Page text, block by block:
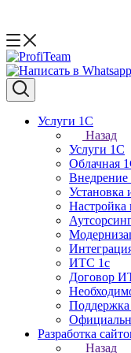
Услуги 1С
Назад
Услуги 1С
Облачная
Внедрение
Установка
Настройка
ИТС 1с
Договор
Разработка
Назад